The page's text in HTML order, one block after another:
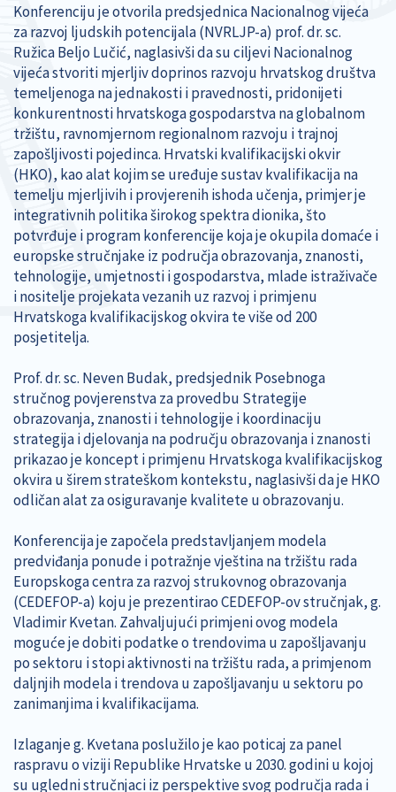
Konferenciju je otvorila predsjednica Nacionalnog vijeća
za razvoj ljudskih potencijala (NVRLJP-a) prof. dr. sc.
Ružica Beljo Lučić, naglasivši da su ciljevi Nacionalnog
vijeća stvoriti mjerljiv doprinos razvoju hrvatskog društva
temeljenoga na jednakosti i pravednosti, pridonijeti
konkurentnosti hrvatskoga gospodarstva na globalnom
tržištu, ravnomjernom regionalnom razvoju i trajnoj
zapošljivosti pojedinca. Hrvatski kvalifikacijski okvir
(HKO), kao alat kojim se uređuje sustav kvalifikacija na
temelju mjerljivih i provjerenih ishoda učenja, primjer je
integrativnih politika širokog spektra dionika, što
potvrđuje i program konferencije koja je okupila domaće i
europske stručnjake iz područja obrazovanja, znanosti,
tehnologije, umjetnosti i gospodarstva, mlade istraživače
i nositelje projekata vezanih uz razvoj i primjenu
Hrvatskoga kvalifikacijskog okvira te više od 200
posjetitelja.
Prof. dr. sc. Neven Budak, predsjednik Posebnoga
stručnog povjerenstva za provedbu Strategije
obrazovanja, znanosti i tehnologije i koordinaciju
strategija i djelovanja na području obrazovanja i znanosti
prikazao je koncept i primjenu Hrvatskoga kvalifikacijskog
okvira u širem strateškom kontekstu, naglasivši da je HKO
odličan alat za osiguravanje kvalitete u obrazovanju.
Konferencija je započela predstavljanjem modela
predviđanja ponude i potražnje vještina na tržištu rada
Europskoga centra za razvoj strukovnog obrazovanja
(CEDEFOP-a) koju je prezentirao CEDEFOP-ov stručnjak, g.
Vladimir Kvetan. Zahvaljujući primjeni ovog modela
moguće je dobiti podatke o trendovima u zapošljavanju
po sektoru i stopi aktivnosti na tržištu rada, a primjenom
daljnjih modela i trendova u zapošljavanju u sektoru po
zanimanjima i kvalifikacijama.
Izlaganje g. Kvetana poslužilo je kao poticaj za panel
raspravu o viziji Republike Hrvatske u 2030. godini u kojoj
su ugledni stručnjaci iz perspektive svog područja rada i